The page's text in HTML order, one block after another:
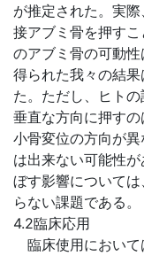
が推定された。実
接アブミ骨を押す
のアブミ骨の可動
得られた我々の結
た。ただし、ヒト
垂直な方向に押す
小骨変位の方向が
は出来ない可能性
ぼす影響について
らない課題である。
4.2臨床応用
臨床使用において